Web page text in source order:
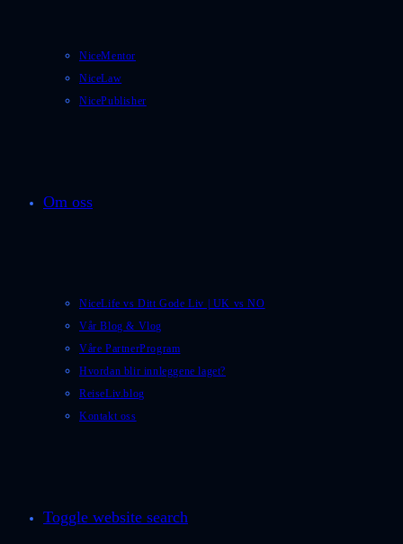
NiceMentor
NiceLaw
NicePublisher
Om oss
NiceLife vs Ditt Gode Liv | UK vs NO
Vår Blog & Vlog
Våre PartnerProgram
Hvordan blir innleggene laget?
ReiseLiv.blog
Kontakt oss
Toggle website search